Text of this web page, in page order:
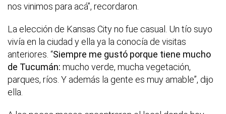
nos vinimos para acá”, recordaron.
La elección de Kansas City no fue casual. Un tío suyo
vivía en la ciudad y ella ya la conocía de visitas
anteriores. “Siempre me gustó porque tiene mucho
de Tucumán: mucho verde, mucha vegetación,
parques, ríos. Y además la gente es muy amable”, dijo
ella.